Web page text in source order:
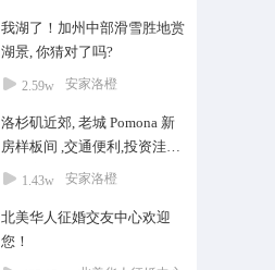
我湖了！加州中部滑雪胜地赏
湖景, 你猜对了吗?
2.59w 安家洛橙
洛杉矶近郊, 老城 Pomona 新
房样板间 ,交通便利,投资洼地,
低买高卖
1.43w 安家洛橙
北美华人征婚交友中心欢迎
您！